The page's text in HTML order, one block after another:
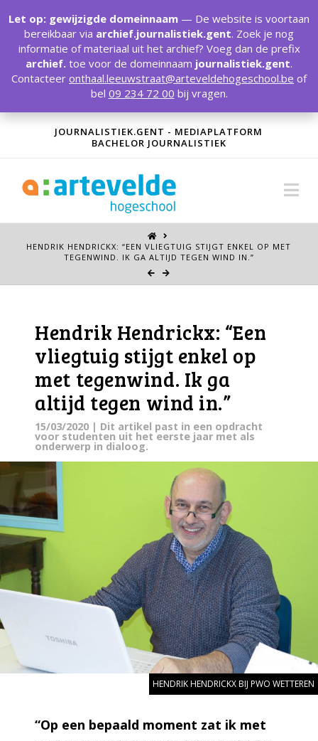
JOURNALISTIEK.GENT - MEDIAPLATFORM
BACHELOR JOURNALISTIEK
HENDRIK HENDRICKX: “EEN VLIEGTUIG STIJGT ENKEL OP MET
TEGENWIND. IK GA ALTIJD TEGEN WIND IN.”
Hendrik Hendrickx: “Een
vliegtuig stijgt enkel op
met tegenwind. Ik ga
altijd tegen wind in.”
15/03/2020 | Dit artikel past in een opdracht
voor studenten uit het eerste jaar met als
onderwerp in dialoog.
HENDRIK HENDRICKX BIJ PWO WETTEREN
“Op een bepaald moment zat ik met
Let op: gewijzigde domeinnaam — De website is voortaan
bereikbaar via archief.journalistiek.gent. Zoek je nog
informatie of materiaal uit het archief? Voeg dan de prefix
archief. toe voor de domeinnaam journalistiek.gent.
Contacteer onthaal.leeuwstraat@arteveldehogeschool.be of
bel 09 234 72 00 bij vragen.